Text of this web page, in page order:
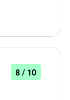
8 / 10